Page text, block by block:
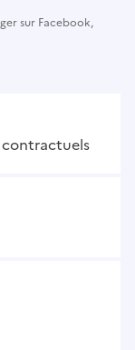
sur Facebook,